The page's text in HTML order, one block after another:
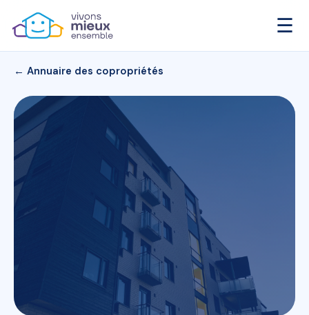
☰
← Annuaire des copropriétés